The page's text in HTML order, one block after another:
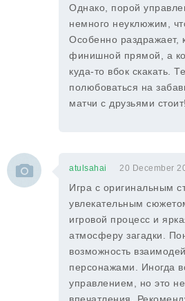
Однако, порой
немного неуклюжим,
Особенно раздражает,
финишной прямой, а
куда-то вбок скакать.
полюбоваться на
матчи с друзьями стоит!
atulsahai 20 December
Игра с оригинальным
увлекательным
игровой процесс и
атмосферу загадки.
возможность
персонажами. Иногда
управлением, но это